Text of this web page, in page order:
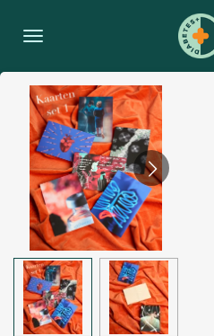
direct
hoofdinhoud